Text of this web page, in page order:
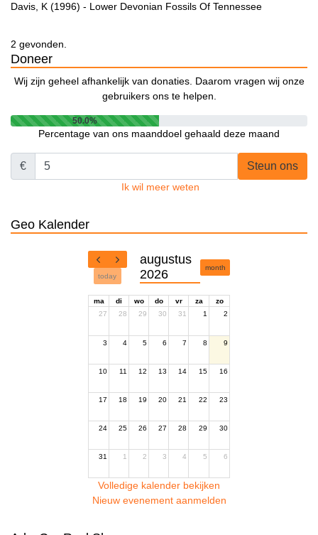
Davis, K (1996) - Lower Devonian Fossils Of Tennessee
2 gevonden.
Doneer
Wij zijn geheel afhankelijk van donaties. Daarom vragen wij onze
gebruikers ons te helpen.
50.0%
Percentage van ons maanddoel gehaald deze maand
€ Steun ons
Ik wil meer weten
Geo Kalender
today
augustus
2026
month
ma di wo do vr za
zo
27
28 29 30 31 1 2
3 4 5 6 7 8 9
10 11 12 13 14 15 16
17 18 19 20 21 22 23
24 25 26 27 28 29 30
31 1 2 3 4 5 6
Volledige kalender bekijken
Nieuw evenement aanmelden